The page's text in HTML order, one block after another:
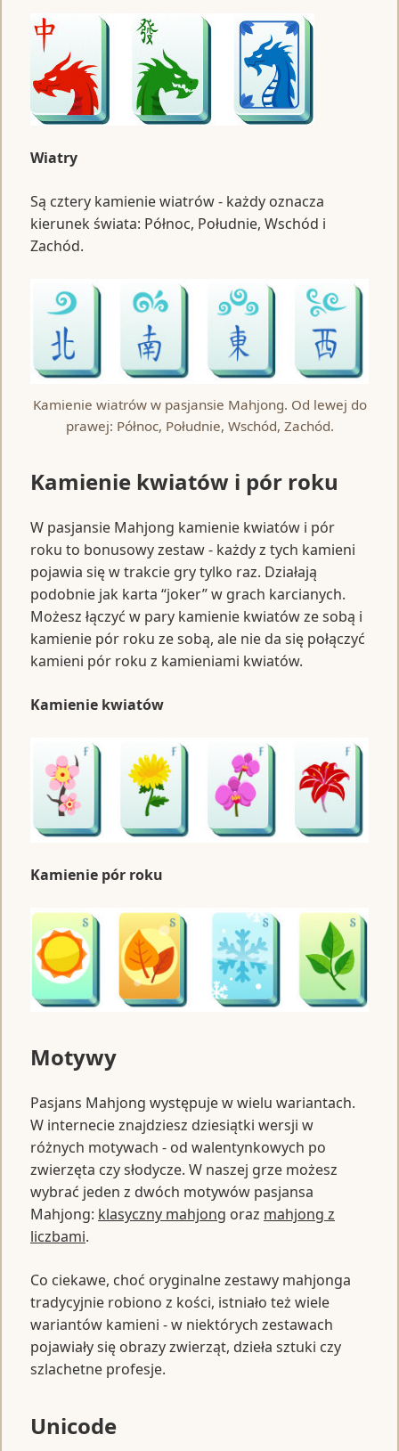
Wiatry
Są cztery kamienie wiatrów - każdy oznacza
kierunek świata: Północ, Południe, Wschód i
Zachód.
Kamienie wiatrów w pasjansie Mahjong. Od lewej do
prawej: Północ, Południe, Wschód, Zachód.
Kamienie kwiatów i pór roku
W pasjansie Mahjong kamienie kwiatów i pór
roku to bonusowy zestaw - każdy z tych kamieni
pojawia się w trakcie gry tylko raz. Działają
podobnie jak karta “joker” w grach karcianych.
Możesz łączyć w pary kamienie kwiatów ze sobą i
kamienie pór roku ze sobą, ale nie da się połączyć
kamieni pór roku z kamieniami kwiatów.
Kamienie kwiatów
Kamienie pór roku
Motywy
Pasjans Mahjong występuje w wielu wariantach.
W internecie znajdziesz dziesiątki wersji w
różnych motywach - od walentynkowych po
zwierzęta czy słodycze. W naszej grze możesz
wybrać jeden z dwóch motywów pasjansa
Mahjong: klasyczny mahjong oraz mahjong z
liczbami.
Co ciekawe, choć oryginalne zestawy mahjonga
tradycyjnie robiono z kości, istniało też wiele
wariantów kamieni - w niektórych zestawach
pojawiały się obrazy zwierząt, dzieła sztuki czy
szlachetne profesje.
Unicode